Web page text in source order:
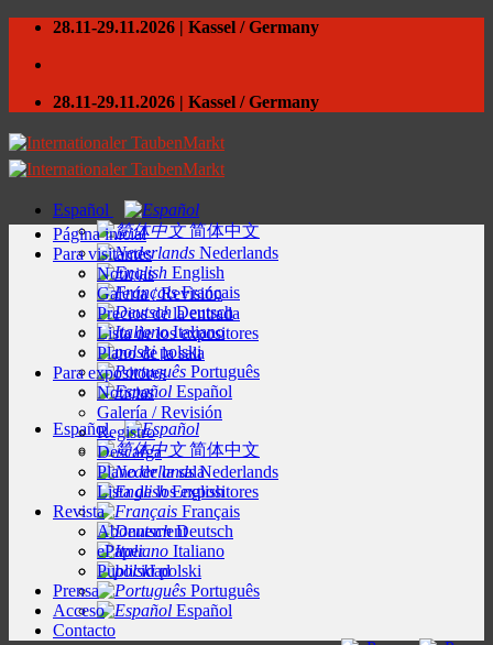
Skip
content
28.11-29.11.2026 | Kassel / Germany
28.11-29.11.2026 | Kassel / Germany
Español
简体中文
Nederlands
English
Français
Deutsch
Italiano
polski
Português
Español
Español
简体中文
Nederlands
English
Français
Deutsch
Italiano
polski
Português
Español
Página inicial
Para visitantes
Noticias
Galería / Revisión
Precios de la entrada
Lista de los expositores
Plano de la sala
Para expositores
Noticias
Galería / Revisión
Registro
Descarga
Plano de la sala
Lista de los expositores
Revista
Abonnement
ePaper
Publicidad
Prensa
Acceso
Contacto